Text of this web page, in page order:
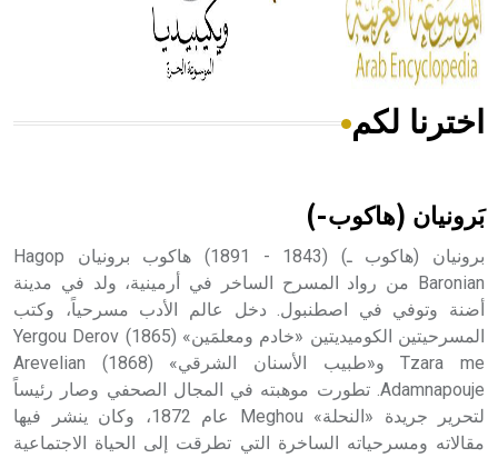
أجود أنواعه، ويمتاز بكبر الحجم ويسمى الش
هل تعلم أن الأبسيد كلمة فرنسية اللفظ تم اعتمادها مصطلحاً
- هل تعلم أن أبجر Abgar اسم معروف جيداً يعود إلى عدد من
الملوك الذين حكموا مدينة إديسا (الرها) من أبجر الأول وحتى
التاسع، وهم ينتسبون إلى أسرة أوسروين
اخترنا لكم
بَرونيان (هاكوب-)
برونيان (هاكوب ـ) (1843 - 1891) هاكوب برونيان Hagop
Baronian من رواد المسرح الساخر في أرمينية، ولد في مدينة
أضنة وتوفي في اصطنبول. دخل عالم الأدب مسرحياً، وكتب
المسرحيتين الكوميديتين «خادم ومعلمَين» (1865) Yergou Derov
Tzara me و«طبيب الأسنان الشرقي» (1868) Arevelian
Adamnapouje. تطورت موهبته في المجال الصحفي وصار رئيساً
لتحرير جريدة «النحلة» Meghou عام 1872، وكان ينشر فيها
مقالاته ومسرحياته الساخرة التي تطرقت إلى الحياة الاجتماعية